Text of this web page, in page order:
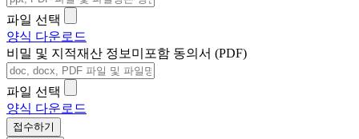
파일 선택
양식 다운로드
비밀 및 지적재산 정보미포함 동의서 (PDF)
파일 선택
양식 다운로드
접수하기